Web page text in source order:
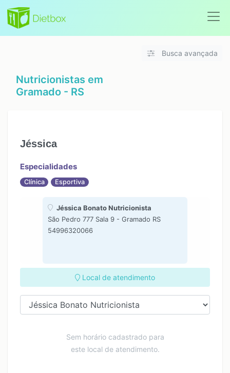
Busca avançada
Nutricionistas em
Gramado - RS
Jéssica
Especialidades
Clínica Esportiva
Jéssica Bonato Nutricionista
São Pedro 777 Sala 9 - Gramado RS
54996320066
Local de atendimento
Sem horário cadastrado para
este local de atendimento.